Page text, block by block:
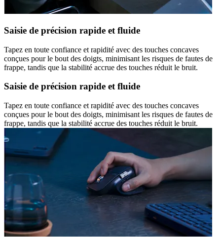
Saisie de précision rapide et fluide
Tapez en toute confiance et rapidité avec des touches concaves
conçues pour le bout des doigts, minimisant les risques de fautes de
frappe, tandis que la stabilité accrue des touches réduit le bruit.
Saisie de précision rapide et fluide
Tapez en toute confiance et rapidité avec des touches concaves
conçues pour le bout des doigts, minimisant les risques de fautes de
frappe, tandis que la stabilité accrue des touches réduit le bruit.